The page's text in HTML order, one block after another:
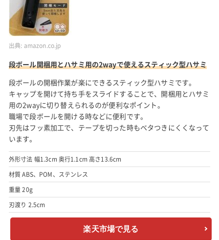
出典: amazon.co.jp
段ボール開梱用とハサミ用の2wayで使えるスティック型ハサミ
段ボールの開梱作業が楽にできるスティック型ハサミです。
キャップを開けて持ち手をスライドすることで、開梱用とハサミ
用の2wayに切り替えられるのが便利なポイント。
職場で段ボールを開ける時などに便利です。
刃先はフッ素加工で、テープを切った時もベタつきにくくなって
います。
外形寸法 幅1.3cm 奥行1.1cm 高さ13.6cm
材質 ABS、POM、ステンレス
重量 20g
刃渡り 2.5cm
楽天市場で見る